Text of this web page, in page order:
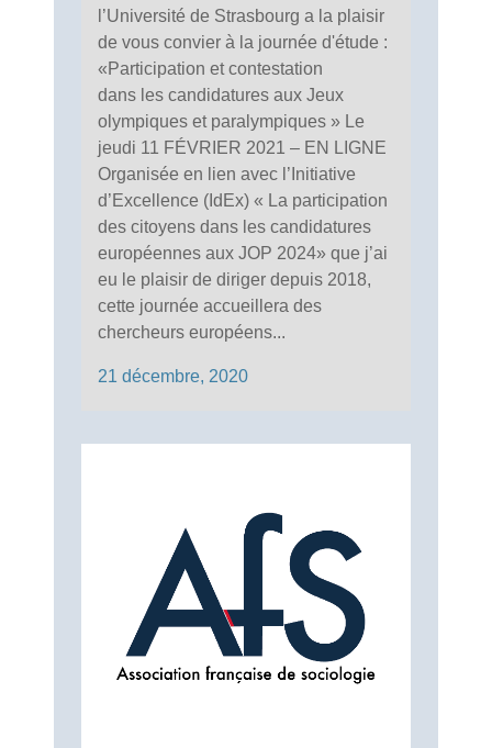
l’Université de Strasbourg a la plaisir
de vous convier à la journée d'étude :
«Participation et contestation
dans les candidatures aux Jeux
olympiques et paralympiques » Le
jeudi 11 FÉVRIER 2021 – EN LIGNE
Organisée en lien avec l’Initiative
d’Excellence (IdEx) « La participation
des citoyens dans les candidatures
européennes aux JOP 2024» que j’ai
eu le plaisir de diriger depuis 2018,
cette journée accueillera des
chercheurs européens...
21 décembre, 2020